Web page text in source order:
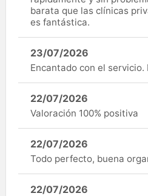
barata que las clínicas
es fantástica.
23/07/2026
Encantado con el
22/07/2026
Valoración 100% positiva
22/07/2026
Todo perfecto, buena
22/07/2026